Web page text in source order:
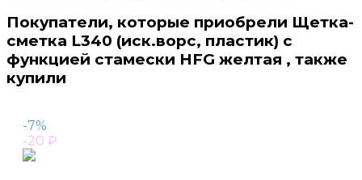
Покупатели, которые приобрели Щетка-
сметка L340 (иск.ворс, пластик) с
функцией стамески HFG желтая , также
купили
-7%
-20 ₽